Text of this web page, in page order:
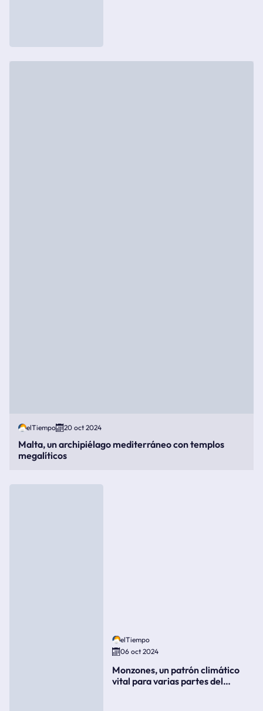
elTiempo 20 oct 2024
Malta, un archipiélago mediterráneo con templos
megalíticos
elTiempo
06 oct 2024
Monzones, un patrón climático
vital para varias partes del